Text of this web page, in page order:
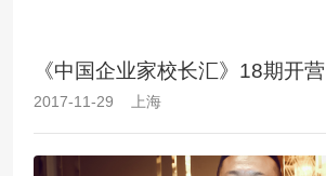
《中国企业家校长汇》18期开营
2017-11-29 上海